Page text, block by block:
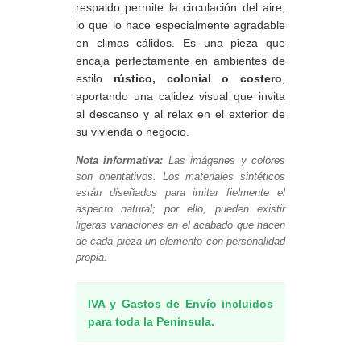
respaldo permite la circulación del aire,
lo que lo hace especialmente agradable
en climas cálidos. Es una pieza que
encaja perfectamente en ambientes de
estilo rústico, colonial o costero,
aportando una calidez visual que invita
al descanso y al relax en el exterior de
su vivienda o negocio.
Nota informativa: Las imágenes y colores
son orientativos. Los materiales sintéticos
están diseñados para imitar fielmente el
aspecto natural; por ello, pueden existir
ligeras variaciones en el acabado que hacen
de cada pieza un elemento con personalidad
propia.
IVA y Gastos de Envío incluidos
para toda la Península.